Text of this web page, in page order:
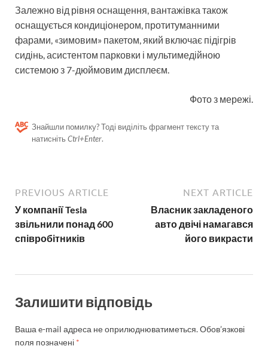
Залежно від рівня оснащення, вантажівка також
оснащується кондиціонером, протитуманними
фарами, «зимовим» пакетом, який включає підігрів
сидінь, асистентом парковки і мультимедійною
системою з 7-дюймовим дисплеєм.
Фото з мережі.
Знайшли помилку? Тоді виділіть фрагмент тексту та
натисніть Ctrl+Enter.
PREVIOUS ARTICLE
У компанії Tesla
звільнили понад 600
співробітників
NEXT ARTICLE
Власник закладеного
авто двічі намагався
його викрасти
Залишити відповідь
Ваша e-mail адреса не оприлюднюватиметься.Обов’язкові
поля позначені *